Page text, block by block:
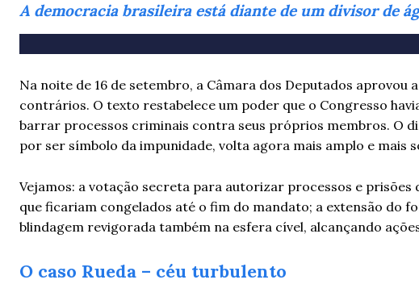
A democracia brasileira está diante de um divisor de
Na noite de 16 de setembro, a Câmara dos Deputados aprovou
contrários. O texto restabelece um poder que o Congresso
barrar processos criminais contra seus próprios membros. O
por ser símbolo da impunidade, volta agora mais amplo e mais
Vejamos: a votação secreta para autorizar processos e
que ficariam congelados até o fim do mandato; a extensão do
blindagem revigorada também na esfera cível, alcançando
O caso Rueda – céu turbulento